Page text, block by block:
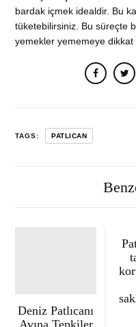
bardak içmek idealdir. Bu
tüketebilirsiniz. Bu süreçte
yemekler yememeye dikkat
TAGS: PATLICAN
Deniz Patlıcanı